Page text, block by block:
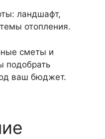
ландшафт,
отопления.
сметы и
подобрать
ваш бюджет.